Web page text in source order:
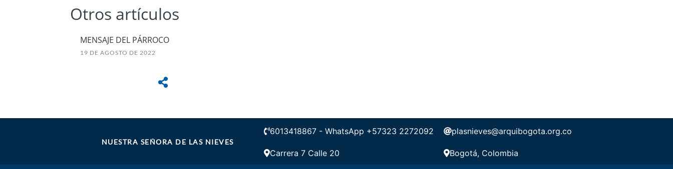
Otros artículos
MENSAJE DEL PÁRROCO
19 DE AGOSTO DE 2022
NUESTRA SEÑORA DE LAS NIEVES
6013418867 - WhatsApp +57323 2272092 plasnieves@arquibogota.org.co
Carrera 7 Calle 20 Bogotá, Colombia